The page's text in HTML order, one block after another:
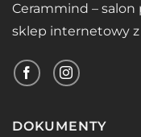
Cerammind – salon
sklep internetowy z
DOKUMENTY